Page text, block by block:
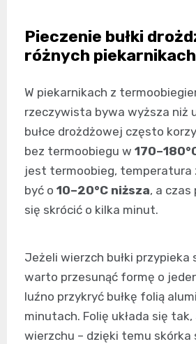
Pieczenie bułki
różnych piekarnikach
W piekarnikach z
rzeczywista bywa wyższa niż
bułce drożdżowej często
bez termoobiegu w
jest termoobieg, temperatura
być o 10–20°C niższa, a czas
się skrócić o kilka minut.
Jeżeli wierzch bułki przypieka
warto przesunąć formę o
luźno przykryć bułkę folią
minutach. Folię układa się
wierzchu – dzięki temu skórka